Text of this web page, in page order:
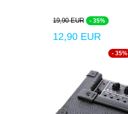
19,90 EUR - 35%
12,90 EUR
- 35%